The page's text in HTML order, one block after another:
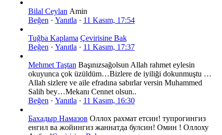
Bilal Ceylan Amin
Beğen · Yanıtla · 11 Kasım, 17:54
Tuğba Kaplama Çevirisine Bak
Beğen · Yanıtla · 11 Kasım, 17:37
Mehmet Taştan Başınızsağolsun Allah rahmet eylesin
okuyunca çok üzüldüm…Bizlere de iyiliği dokunmuştu …
Allah sizlere ve aile efradına sabırlar versin Muhammed
Salih bey…Mekanı Cennet olsun..
Beğen · Yanıtla · 11 Kasım, 16:30
Бахадыр Намазов Оллох рахмат етсин! тупрогингиз
енгил ва жойингиз жаннатда булсин! Омин ! Оллоху